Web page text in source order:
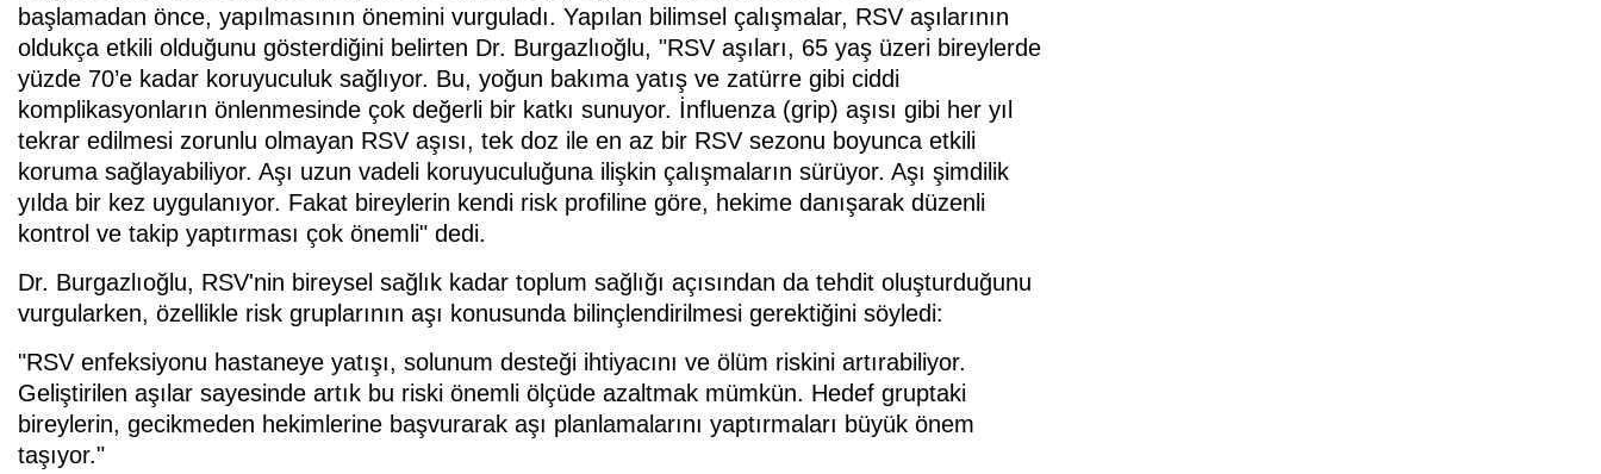
başlamadan önce, yapılmasının önemini vurguladı. Yapılan bilimsel çalışmalar, RSV aşılarının
oldukça etkili olduğunu gösterdiğini belirten Dr. Burgazlıoğlu, "RSV aşıları, 65 yaş üzeri bireylerde
yüzde 70’e kadar koruyuculuk sağlıyor. Bu, yoğun bakıma yatış ve zatürre gibi ciddi
komplikasyonların önlenmesinde çok değerli bir katkı sunuyor. İnfluenza (grip) aşısı gibi her yıl
tekrar edilmesi zorunlu olmayan RSV aşısı, tek doz ile en az bir RSV sezonu boyunca etkili
koruma sağlayabiliyor. Aşı uzun vadeli koruyuculuğuna ilişkin çalışmaların sürüyor. Aşı şimdilik
yılda bir kez uygulanıyor. Fakat bireylerin kendi risk profiline göre, hekime danışarak düzenli
kontrol ve takip yaptırması çok önemli" dedi.
Dr. Burgazlıoğlu, RSV'nin bireysel sağlık kadar toplum sağlığı açısından da tehdit oluşturduğunu
vurgularken, özellikle risk gruplarının aşı konusunda bilinçlendirilmesi gerektiğini söyledi:
"RSV enfeksiyonu hastaneye yatışı, solunum desteği ihtiyacını ve ölüm riskini artırabiliyor.
Geliştirilen aşılar sayesinde artık bu riski önemli ölçüde azaltmak mümkün. Hedef gruptaki
bireylerin, gecikmeden hekimlerine başvurarak aşı planlamalarını yaptırmaları büyük önem
taşıyor."